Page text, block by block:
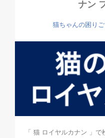
ナン
猫ちゃんの困り
「 猫 ロイヤルカナン 」